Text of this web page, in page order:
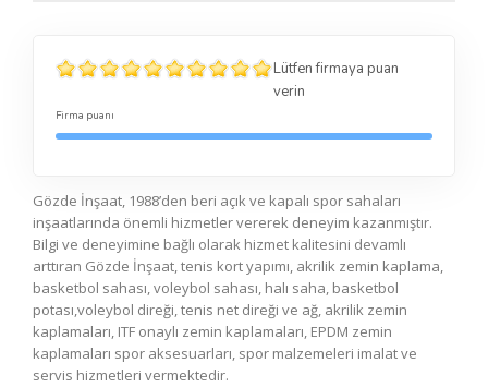
Lütfen firmaya puan
verin
Firma puanı
Gözde İnşaat, 1988’den beri açık ve kapalı spor sahaları
inşaatlarında önemli hizmetler vererek deneyim kazanmıştır.
Bilgi ve deneyimine bağlı olarak hizmet kalitesini devamlı
arttıran Gözde İnşaat, tenis kort yapımı, akrilik zemin kaplama,
basketbol sahası, voleybol sahası, halı saha, basketbol
potası,voleybol direği, tenis net direği ve ağ, akrilik zemin
kaplamaları, ITF onaylı zemin kaplamaları, EPDM zemin
kaplamaları spor aksesuarları, spor malzemeleri imalat ve
servis hizmetleri vermektedir.